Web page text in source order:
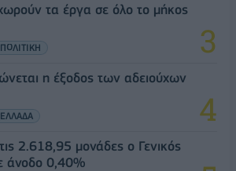
τα έργα σε όλο το μήκος
ΠΟΛΙΤΙΚΗ
η έξοδος των αδειούχων
ΕΛΛΑΔΑ
2.618,95 μονάδες ο Γενικός
άνοδο 0,40%